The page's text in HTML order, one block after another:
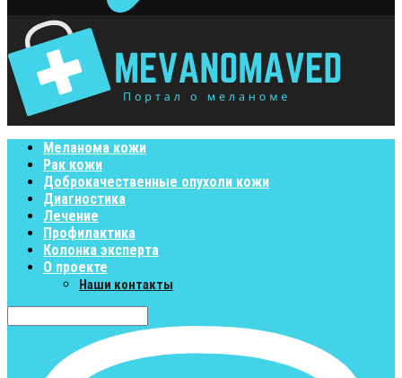
Меланома кожи
Рак кожи
Доброкачественные опухоли кожи
Диагностика
Лечение
Профилактика
Колонка эксперта
О проекте
Наши контакты